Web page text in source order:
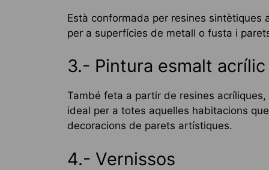
Està conformada per resines
per a superfícies de metall o fusta i
3.- Pintura esmalt acrílic
També feta a partir de resines
ideal per a totes aquelles habitacions
decoracions de parets artístiques.
4.- Vernissos